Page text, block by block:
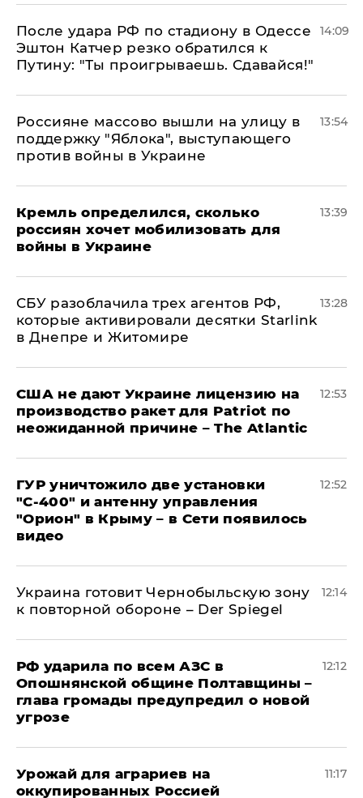
После удара РФ по стадиону в Одессе
Эштон Катчер резко обратился к
Путину: "Ты проигрываешь. Сдавайся!"
14:09
Россияне массово вышли на улицу в
поддержку "Яблока", выступающего
против войны в Украине
13:54
Кремль определился, сколько
россиян хочет мобилизовать для
войны в Украине
13:39
СБУ разоблачила трех агентов РФ,
которые активировали десятки Starlink
в Днепре и Житомире
13:28
США не дают Украине лицензию на
производство ракет для Patriot по
неожиданной причине – The Atlantic
12:53
ГУР уничтожило две установки
"С‑400" и антенну управления
"Орион" в Крыму – в Сети появилось
видео
12:52
Украина готовит Чернобыльскую зону
к повторной обороне – Der Spiegel
12:14
РФ ударила по всем АЗС в
Опошнянской общине Полтавщины –
глава громады предупредил о новой
угрозе
12:12
Урожай для аграриев на
оккупированных Россией
11:17